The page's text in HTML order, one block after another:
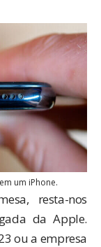
um iPhone.
resta-nos
da Apple.
ou a empresa